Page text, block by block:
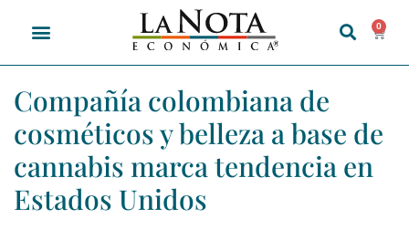
0
Compañía colombiana de
cosméticos y belleza a base de
cannabis marca tendencia en
Estados Unidos